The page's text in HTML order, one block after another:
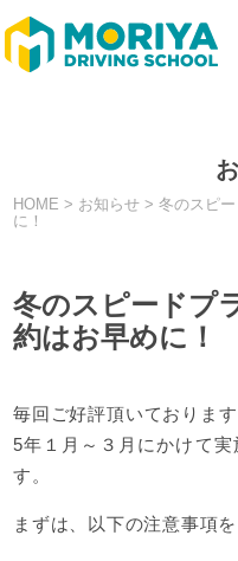
HOME > お知らせ >冬のスピ
に！
冬のスピードプ
約はお早めに！
毎回ご好評頂いておりま
5年１月～３月にかけて実
す。
まずは、以下の注意事項